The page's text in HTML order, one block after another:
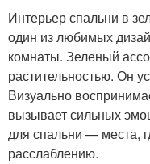
Интерьер спальни в
один из любимых
комнаты. Зеленый
растительностью. Он
Визуально
вызывает сильных
для спальни — места,
расслаблению.